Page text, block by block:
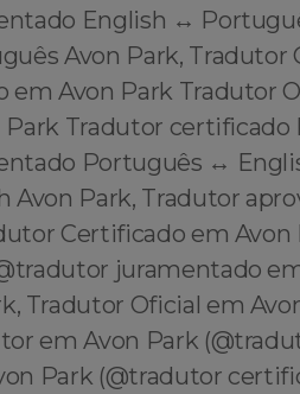
English ↔️
Avon Park, Tradutor
Avon Park Tradutor
Park Tradutor
Português ↔️
Park, Tradutor
Certificado em
juramentado
Tradutor Oficial em
em Avon Park
Park (@tradutor